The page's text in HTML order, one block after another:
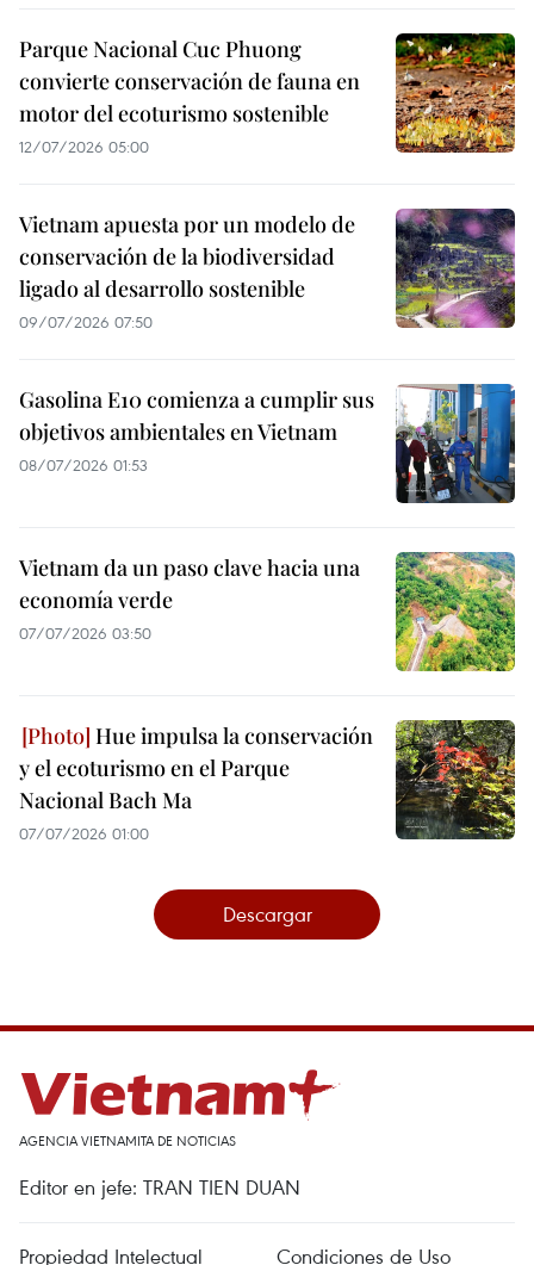
Parque Nacional Cuc Phuong
convierte conservación de fauna en
motor del ecoturismo sostenible
12/07/2026 05:00
Vietnam apuesta por un modelo de
conservación de la biodiversidad
ligado al desarrollo sostenible
09/07/2026 07:50
Gasolina E10 comienza a cumplir sus
objetivos ambientales en Vietnam
08/07/2026 01:53
Vietnam da un paso clave hacia una
economía verde
07/07/2026 03:50
Hue impulsa la conservación
y el ecoturismo en el Parque
Nacional Bach Ma
07/07/2026 01:00
Descargar
AGENCIA VIETNAMITA DE NOTICIAS
Editor en jefe: TRAN TIEN DUAN
Propiedad Intelectual Condiciones de Uso